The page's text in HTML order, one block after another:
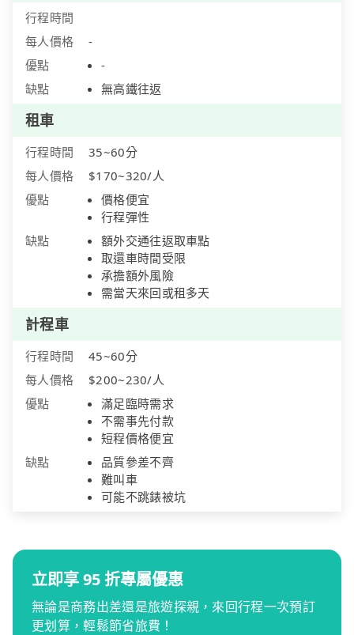
行程時間
每人價格
-
優點
-
缺點
無高鐵往返
租車
行程時間
35~60分
每人價格
$170~320/人
優點
價格便宜
行程彈性
缺點
額外交通往返取車點
取還車時間受限
承擔額外風險
需當天來回或租多天
計程車
行程時間
45~60分
每人價格
$200~230/人
優點
滿足臨時需求
不需事先付款
短程價格便宜
缺點
品質參差不齊
難叫車
可能不跳錶被坑
立即享 95 折專屬優惠
無論是商務出差還是旅遊探親，來回行程一次預訂
更划算，輕鬆節省旅費！